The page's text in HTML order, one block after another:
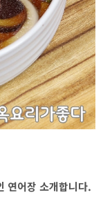
연어장 소개합니다.